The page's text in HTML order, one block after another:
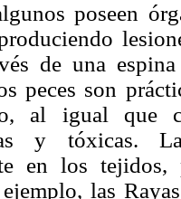
poseen
de una
peces son
al igual que
y tóxicas.
en los
las